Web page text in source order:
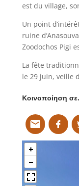
est du village,
Un point
ruine
Zoodochos Pigi
La fête
le 29 juin, veille
Κοινοποίηση